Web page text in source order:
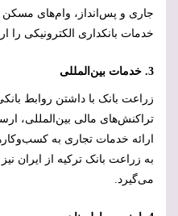
جاری و پس‌انداز، وام‌های مسکن
خدمات بانکداری الکترونیکی را
3. خدمات بین‌المللی
زراعت بانک با داشتن روابط
تراکنش‌های مالی بین‌المللی،
ارائه خدمات تجاری به
به زراعت بانک ترکیه از ایران
می‌گیرد.